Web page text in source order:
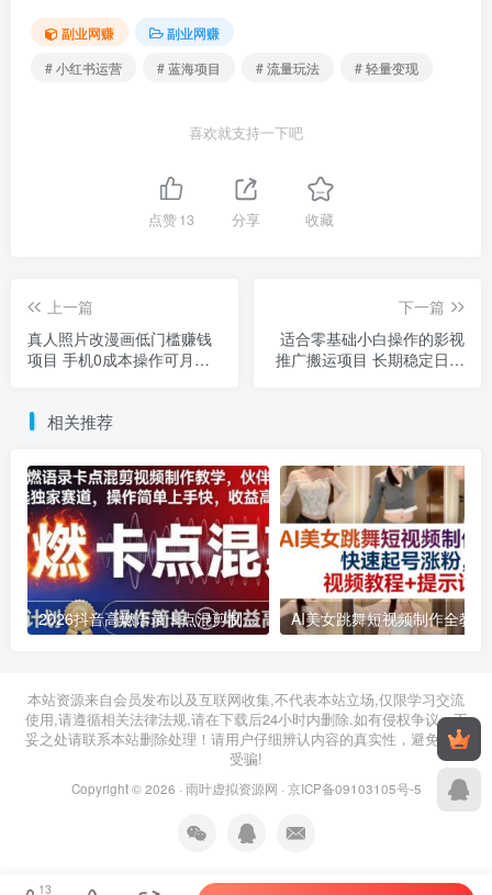
副业网赚
副业网赚
# 小红书运营
# 蓝海项目 # 流量玩法 # 轻量变现
喜欢就支持一下吧
点赞13 分享 收藏
上一篇
真人照片改漫画低门槛赚钱
项目 手机0成本操作可月入
下一篇
适合零基础小白操作的影视
推广搬运项目 长期稳定日入
相关推荐
2026抖音高燃语录卡点混剪制作教学 伙伴计划低门槛增收教程
2026年03月11日 2026年03月28日
本站资源来自会员发布以及互联网收集,不代表本站立场,仅限学习交流
使用,请遵循相关法律法规,请在下载后24小时内删除.如有侵权争议、不
妥之处请联系本站删除处理！请用户仔细辨认内容的真实性，避免上当
受骗!
Copyright © 2026 · 雨叶虚拟资源网 · 京ICP备09103105号-5
13